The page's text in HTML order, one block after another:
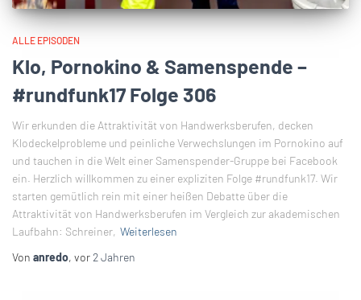
ALLE EPISODEN
Klo, Pornokino & Samenspende –
#rundfunk17 Folge 306
Wir erkunden die Attraktivität von Handwerksberufen, decken
Klodeckelprobleme und peinliche Verwechslungen im Pornokino auf
und tauchen in die Welt einer Samenspender-Gruppe bei Facebook
ein. Herzlich willkommen zu einer expliziten Folge #rundfunk17. Wir
starten gemütlich rein mit einer heißen Debatte über die
Attraktivität von Handwerksberufen im Vergleich zur akademischen
Laufbahn: Schreiner, Weiterlesen
Von anredo, vor 2 Jahren